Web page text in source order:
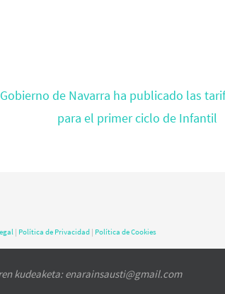
de Navarra ha publicado las
para el primer ciclo de Infantil
| Política de Privacidad | Política de Cookies
kudeaketa: enarainsausti@gmail.com